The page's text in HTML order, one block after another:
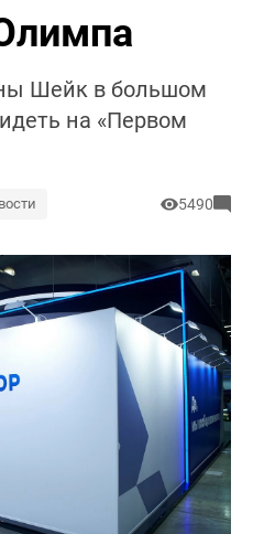
Шейк в большом
на «Первом
5490